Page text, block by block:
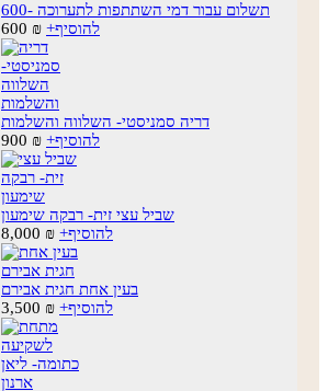
תשלום עבור דמי השתתפות לתערוכה -600
600 ₪ +להוסיף
דריה סמניסטי- השלווה והשלמות
900 ₪ +להוסיף
שביל עצי זית- רבקה שימעון
8,000 ₪ +להוסיף
בעין אחת חגית אבירם
3,500 ₪ +להוסיף